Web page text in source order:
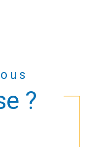
?